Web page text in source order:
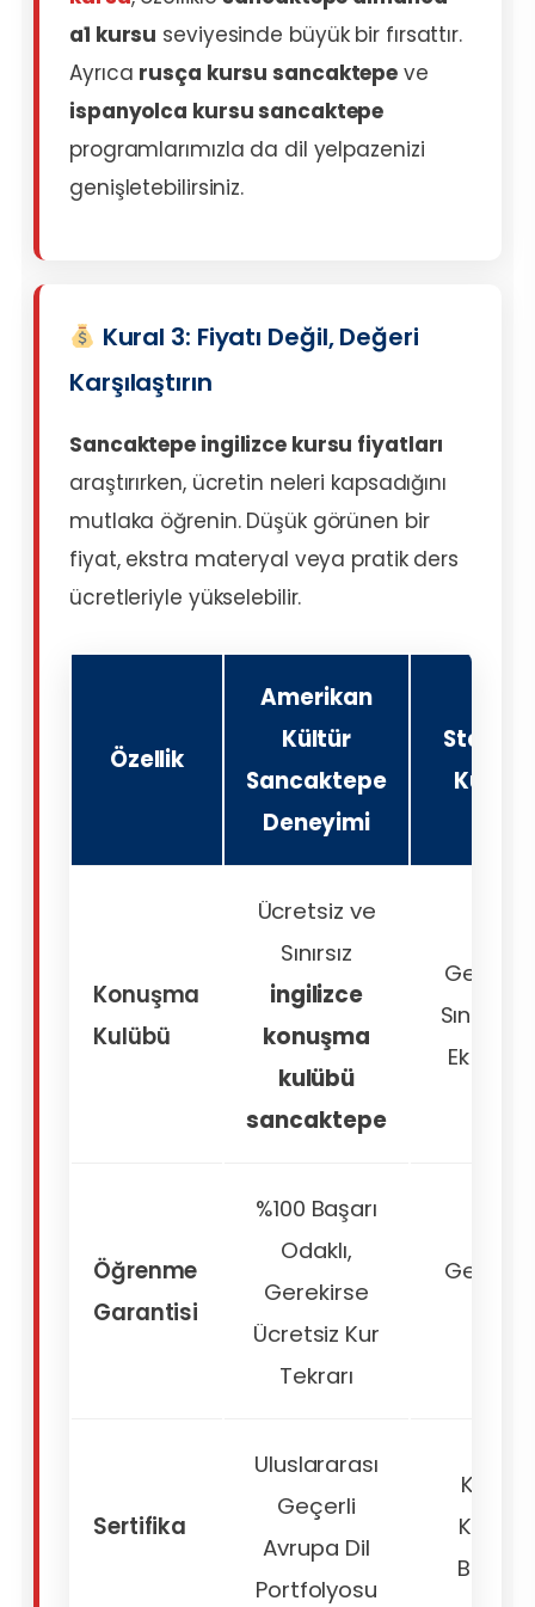
a1 kursu seviyesinde büyük bir fırsattır.
Ayrıca rusça kursu sancaktepe ve
ispanyolca kursu sancaktepe
programlarımızla da dil yelpazenizi
genişletebilirsiniz.
Kural 3: Fiyatı Değil, Değeri
Karşılaştırın
Sancaktepe ingilizce kursu fiyatları
araştırırken, ücretin neleri kapsadığını
mutlaka öğrenin. Düşük görünen bir
fiyat, ekstra materyal veya pratik ders
ücretleriyle yükselebilir.
Özellik
Amerikan
Kültür
Sancaktepe
Deneyimi
Konuşma
Kulübü
Ücretsiz ve
Sınırsız
ingilizce
konuşma
kulübü
sancaktepe
Sınırlı
Ek
Öğrenme
Garantisi
%100 Başarı
Odaklı,
Gerekirse
Ücretsiz Kur
Tekrarı
Sertifika
Uluslararası
Geçerli
Avrupa Dil
Portfolyosu
Kurum
Katılım
Belgesi